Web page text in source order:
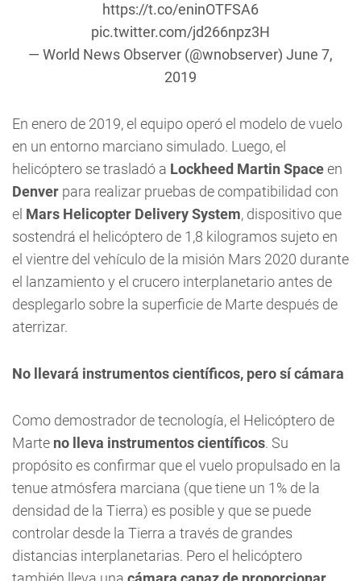
https://t.co/eninOTFSA6
pic.twitter.com/jd266npz3H
— World News Observer (@wnobserver) June 7,
2019
En enero de 2019, el equipo operó el modelo de vuelo
en un entorno marciano simulado. Luego, el
helicóptero se trasladó a Lockheed Martin Spaceen
Denver para realizar pruebas de compatibilidad con
el Mars Helicopter Delivery System, dispositivo que
sostendrá el helicóptero de 1,8 kilogramos sujeto en
el vientre del vehículo de la misión Mars 2020 durante
el lanzamiento y el crucero interplanetario antes de
desplegarlo sobre la superficie de Marte después de
aterrizar.
No llevará instrumentos científicos, pero sí cámara
Como demostrador de tecnología, el Helicóptero de
Marte no lleva instrumentos científicos. Su
propósito es confirmar que el vuelo propulsado en la
tenue atmósfera marciana (que tiene un 1% de la
densidad de la Tierra) es posible y que se puede
controlar desde la Tierra a través de grandes
distancias interplanetarias. Pero el helicóptero